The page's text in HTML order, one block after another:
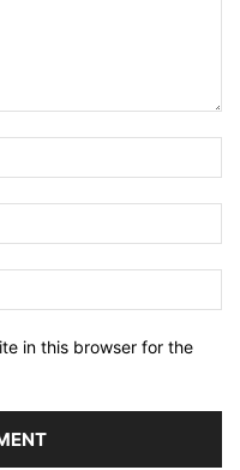
in this browser for the